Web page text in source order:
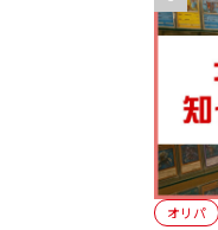
オリパ